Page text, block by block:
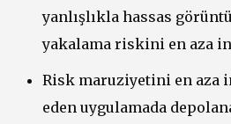
yanlışlıkla hassas
yakalama riskini en aza
Risk maruziyetini en aza
eden uygulamada